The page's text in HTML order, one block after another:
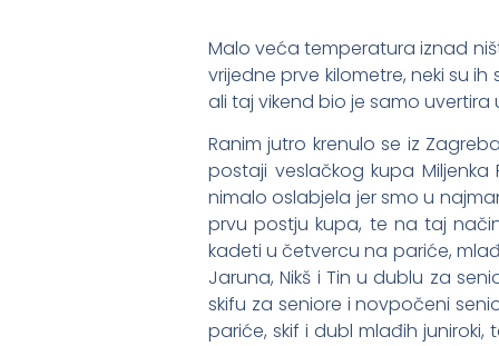
Malo veća temperatura iznad
vrijedne prve kilometre, neki su
ali taj vikend bio je samo uvertira
Ranim jutro krenulo se iz
postaji veslačkog kupa
nimalo oslabjela jer smo u
prvu postju kupa, te na taj
kadeti u četvercu na pariće,
Jaruna, Nikš i Tin u dublu za
skifu za seniore i novpočeni
pariće, skif i dubl mlađih juniroki,